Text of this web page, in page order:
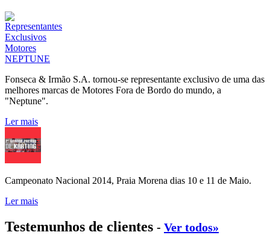
Fonseca & Irmão S.A. tornou-se representante exclusivo de uma das
melhores marcas de Motores Fora de Bordo do mundo, a
"Neptune".
Ler mais
Campeonato Nacional 2014, Praia Morena dias 10 e 11 de Maio.
Ler mais
Testemunhos de clientes - Ver todos»